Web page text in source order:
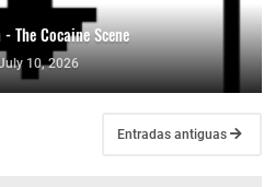
The Cocaine Scene
10, 2026
Entradas antiguas